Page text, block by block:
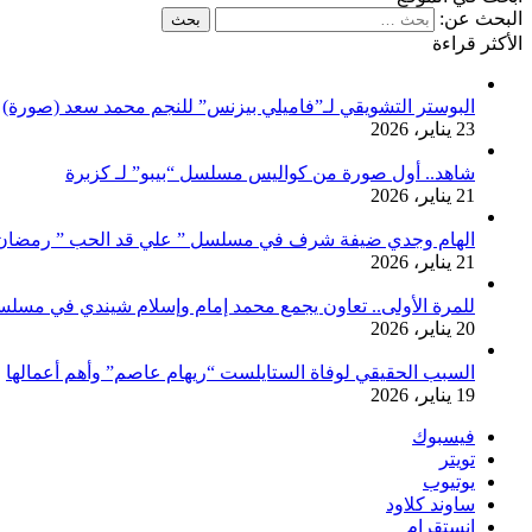
البحث عن:
الأكثر قراءة
البوستر التشويقي لـ”فاميلي بيزنس” للنجم محمد سعد (صورة)
23 يناير، 2026
شاهد.. أول صورة من كواليس مسلسل “بيبو” لـ كزبرة
21 يناير، 2026
الهام وجدي ضيفة شرف في مسلسل ” علي قد الحب ” رمضان
21 يناير، 2026
للمرة الأولى.. تعاون يجمع محمد إمام وإسلام شيندي في
20 يناير، 2026
السبب الحقيقي لوفاة الستايلست “ريهام عاصم” وأهم أعمالها
19 يناير، 2026
فيسبوك
تويتر
يوتيوب
ساوند كلاود
انستقرام